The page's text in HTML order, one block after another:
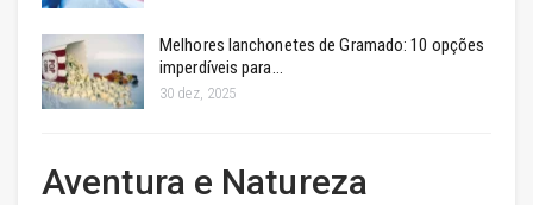
Melhores lanchonetes de Gramado: 10 opções
imperdíveis para…
30 dez, 2025
Aventura e Natureza